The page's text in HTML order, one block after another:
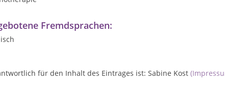
Fremdsprachen:
für den Inhalt des Eintrages ist: Sabine Kost